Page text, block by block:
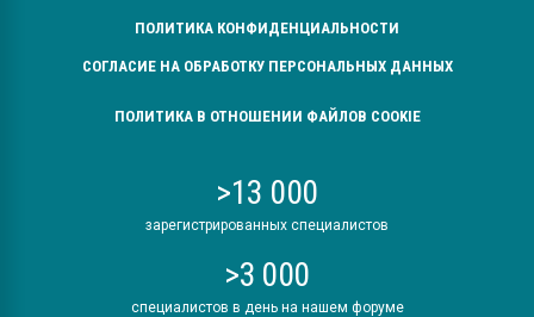
ПОЛИТИКА КОНФИДЕНЦИАЛЬНОСТИ
СОГЛАСИЕ НА ОБРАБОТКУ ПЕРСОНАЛЬНЫХ ДАННЫХ
ПОЛИТИКА В ОТНОШЕНИИ ФАЙЛОВ COOKIE
>13 000
зарегистрированных специалистов
>3 000
специалистов в день на нашем форуме